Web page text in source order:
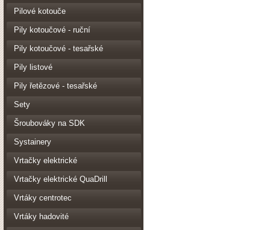
Pilové kotouče
Pily kotoučové - ruční
Pily kotoučové - tesařské
Pily listové
Pily řetězové - tesařské
Sety
Šroubováky na SDK
Systainery
Vrtačky elektrické
Vrtačky elektrické QuaDrill
Vrtáky centrotec
Vrtáky hadovité